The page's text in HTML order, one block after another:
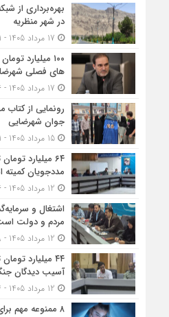
بهره‌برداری از
در شهر منظریه
۱۰۰ میلیارد
های فصلی
رونمایی از کتاب
جوان شهرضایی
15 مرداد 1405 - 9:31
۶۴ میلیارد
مددجویان
اشتغال و
مردم و دولت
۴۴ میلیارد
آسیب دیدگان
۸ ممنوعه مهم برای کودکان قبل از خواب